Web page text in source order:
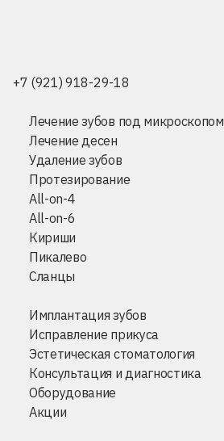
+7 (921) 918-29-18
Лечение зубов под микроскопом
Лечение десен
Удаление зубов
Протезирование
All-on-4
All-on-6
Кириши
Пикалево
Сланцы
Имплантация зубов
Исправление прикуса
Эстетическая стоматология
Консультация и диагностика
Оборудование
Акции